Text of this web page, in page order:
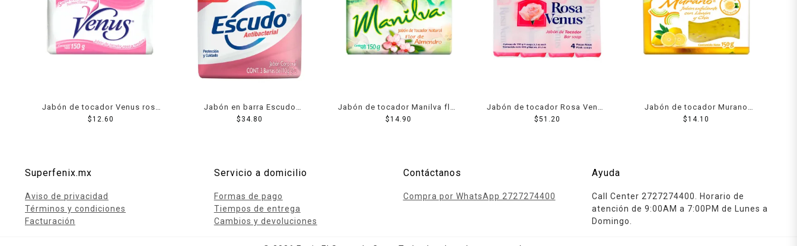
Jabón de tocador Venus rosa
150 g
$12.60
Jabón en barra Escudo
antibacterial protección y
$ 34.80
Jabón de tocador Manilva flor
de almendro 150 g
$14.90
Jabón de tocador Rosa Venus
rosa 4 pack de 150 g c/u
$51.20
Jabón de tocador Murano
limón y chía 150 g
$14.10
Superfenix.mx
Aviso de privacidad
Términos y condiciones
Facturación
Servicio a domicilio
Formas de pago
Tiempos de entrega
Cambios y devoluciones
Contáctanos
Compra por WhatsApp 2727274400
Ayuda
Call Center 2727274400. Horario de
atención de 9:00AM a 7:00PM de Lunes a
Domingo.